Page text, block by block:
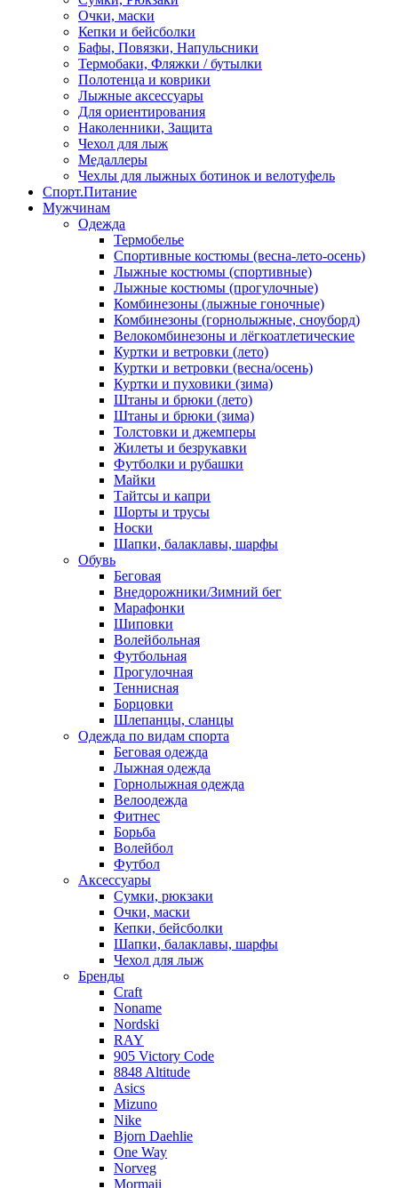
Очки, маски
Кепки и бейсболки
Бафы, Повязки, Напульсники
Термобаки, Фляжки / бутылки
Полотенца и коврики
Лыжные аксессуары
Для ориентирования
Наколенники, Защита
Чехол для лыж
Медаллеры
Чехлы для лыжных ботинок и велотуфель
Спорт.Питание
Мужчинам
Одежда
Термобелье
Спортивные костюмы (весна-лето-осень)
Лыжные костюмы (спортивные)
Лыжные костюмы (прогулочные)
Комбинезоны (лыжные гоночные)
Комбинезоны (горнолыжные, сноуборд)
Велокомбинезоны и лёгкоатлетические
Куртки и ветровки (лето)
Куртки и ветровки (весна/осень)
Куртки и пуховики (зима)
Штаны и брюки (лето)
Штаны и брюки (зима)
Толстовки и джемперы
Жилеты и безрукавки
Футболки и рубашки
Майки
Тайтсы и капри
Шорты и трусы
Носки
Шапки, балаклавы, шарфы
Обувь
Беговая
Внедорожники/Зимний бег
Марафонки
Шиповки
Волейбольная
Футбольная
Прогулочная
Теннисная
Борцовки
Шлепанцы, сланцы
Одежда по видам спорта
Беговая одежда
Лыжная одежда
Горнолыжная одежда
Велоодежда
Фитнес
Борьба
Волейбол
Футбол
Аксессуары
Сумки, рюкзаки
Очки, маски
Кепки, бейсболки
Шапки, балаклавы, шарфы
Чехол для лыж
Бренды
Craft
Noname
Nordski
RAY
905 Victory Code
8848 Altitude
Asics
Mizuno
Nike
Bjorn Daehlie
One Way
Norveg
Mormaii